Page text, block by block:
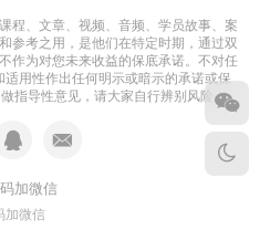
程、文章、视频、音频、学员故事、案
参考之用，是他们在特定时期，通过双
作为对您未来收益的保底承诺。不对任
用性作出任何明示或暗示的承诺或保
指导性意见，请大家自行辨别风险！
加微信